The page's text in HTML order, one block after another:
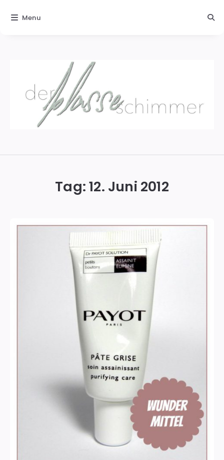
Tag:12. Juni 2012
Menu